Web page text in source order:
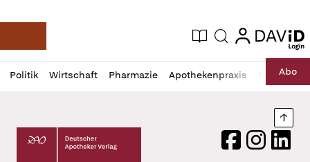
Deutsche Apotheker Zeitung
Aktuelle Ausgabe
Suche login
login
Politik Wirtschaft Pharmazie Apothekenpraxis RechtAbo
Profil
öffnen
Daz
Pur
Deutscher Apotheker Verlag Logo
FacebookInstagram